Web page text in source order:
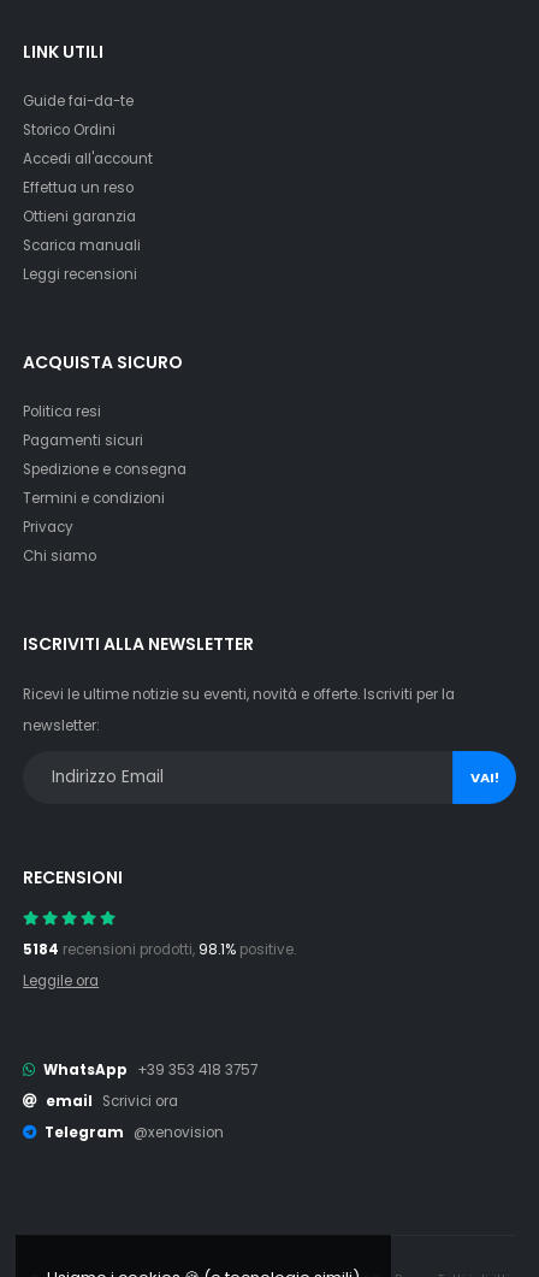
LINK UTILI
Guide fai-da-te
Storico Ordini
Accedi all'account
Effettua un reso
Ottieni garanzia
Scarica manuali
Leggi recensioni
ACQUISTA SICURO
Politica resi
Pagamenti sicuri
Spedizione e consegna
Termini e condizioni
Privacy
Chi siamo
ISCRIVITI ALLA NEWSLETTER
Ricevi le ultime notizie su eventi, novità e offerte. Iscriviti per la
newsletter:
VAI!
RECENSIONI
5184 recensioni prodotti, 98.1% positive.
Leggile ora
WhatsApp
+39 353 418 3757
email
Scrivici ora
Telegram
@xenovision